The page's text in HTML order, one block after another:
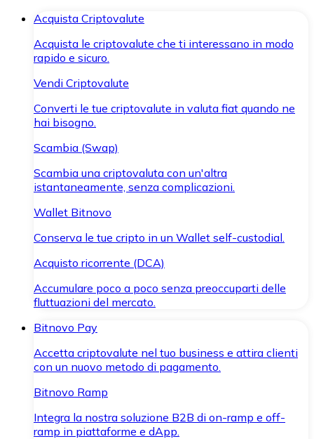
Acquista Criptovalute
Acquista le criptovalute che ti interessano in modo
rapido e sicuro.
Vendi Criptovalute
Converti le tue criptovalute in valuta fiat quando ne
hai bisogno.
Scambia (Swap)
Scambia una criptovaluta con un'altra
istantaneamente, senza complicazioni.
Wallet Bitnovo
Conserva le tue cripto in un Wallet self-custodial.
Acquisto ricorrente (DCA)
Accumulare poco a poco senza preoccuparti delle
fluttuazioni del mercato.
Bitnovo Pay
Accetta criptovalute nel tuo business e attira clienti
con un nuovo metodo di pagamento.
Bitnovo Ramp
Integra la nostra soluzione B2B di on-ramp e off-
ramp in piattaforme e dApp.